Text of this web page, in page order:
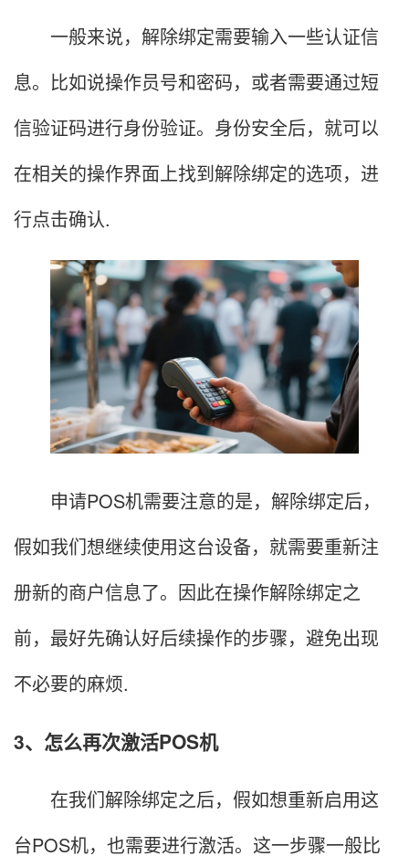
一般来说，解除绑定需要输入一些认证信
息。比如说操作员号和密码，或者需要通过短
信验证码进行身份验证。身份安全后，就可以
在相关的操作界面上找到解除绑定的选项，进
行点击确认.
申请POS机需要注意的是，解除绑定后，
假如我们想继续使用这台设备，就需要重新注
册新的商户信息了。因此在操作解除绑定之
前，最好先确认好后续操作的步骤，避免出现
不必要的麻烦.
3、怎么再次激活POS机
在我们解除绑定之后，假如想重新启用这
台POS机，也需要进行激活。这一步骤一般比